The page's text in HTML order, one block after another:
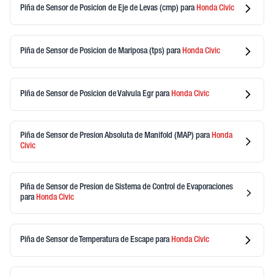
Piña de Sensor de Posicion de Eje de Levas (cmp) para HondaCivic
Piña de Sensor de Posicion de Mariposa (tps) para HondaCivic
Piña de Sensor de Posicion de Valvula Egrpara HondaCivic
Piña de Sensor de Presion Absoluta de Manifold (MAP) paraHonda
Civic
Piña de Sensor de Presion de Sistema de Control de Evaporaciones
paraHondaCivic
Piña de Sensor de Temperatura de Escape para HondaCivic